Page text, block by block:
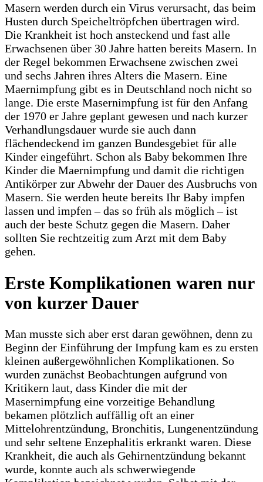
Masern werden durch ein Virus verursacht, das beim
Husten durch Speicheltröpfchen übertragen wird.
Die Krankheit ist hoch ansteckend und fast alle
Erwachsenen über 30 Jahre hatten bereits Masern. In
der Regel bekommen Erwachsene zwischen zwei
und sechs Jahren ihres Alters die Masern. Eine
Maernimpfung gibt es in Deutschland noch nicht so
lange. Die erste Masernimpfung ist für den Anfang
der 1970 er Jahre geplant gewesen und nach kurzer
Verhandlungsdauer wurde sie auch dann
flächendeckend im ganzen Bundesgebiet für alle
Kinder eingeführt. Schon als Baby bekommen Ihre
Kinder die Maernimpfung und damit die richtigen
Antikörper zur Abwehr der Dauer des Ausbruchs von
Masern. Sie werden heute bereits Ihr Baby impfen
lassen und impfen – das so früh als möglich – ist
auch der beste Schutz gegen die Masern. Daher
sollten Sie rechtzeitig zum Arzt mit dem Baby
gehen.
Erste Komplikationen waren nur
von kurzer Dauer
Man musste sich aber erst daran gewöhnen, denn zu
Beginn der Einführung der Impfung kam es zu ersten
kleinen außergewöhnlichen Komplikationen. So
wurden zunächst Beobachtungen aufgrund von
Kritikern laut, dass Kinder die mit der
Masernimpfung eine vorzeitige Behandlung
bekamen plötzlich auffällig oft an einer
Mittelohrentzündung, Bronchitis, Lungenentzündung
und sehr seltene Enzephalitis erkrankt waren. Diese
Krankheit, die auch als Gehirnentzündung bekannt
wurde, konnte auch als schwerwiegende